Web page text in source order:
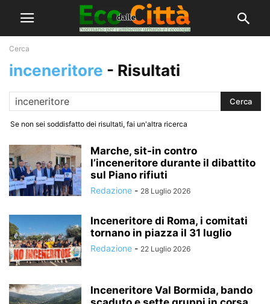
Cerca
inceneritore - Risultati
Se non sei soddisfatto dei risultati, fai un'altra ricerca
Marche, sit-in contro
l’inceneritore durante il dibattito
sul Piano rifiuti
Redazione - 28 Luglio 2026
Inceneritore di Roma, i comitati
tornano in piazza il 31 luglio
Redazione - 22 Luglio 2026
Inceneritore Val Bormida, bando